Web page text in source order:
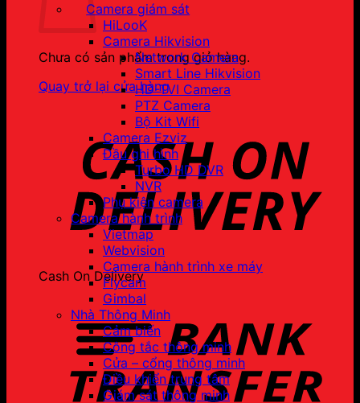
Chưa có sản phẩm trong giỏ hàng.
Quay trở lại cửa hàng
Cash On Delivery
Camera giám sát
HiLooK
Camera Hikvision
Network Camera
Smart Line Hikvision
HD-TVI Camera
PTZ Camera
Bộ Kit Wifi
Camera Ezviz
Đầu ghi hình
Turbo HD DVR
NVR
Phụ kiện camera
Camera hành trình
Vietmap
Webvision
Camera hành trình xe máy
Flycam
Gimbal
Nhà Thông Minh
Cảm biến
Công tắc thông minh
Cửa – cổng thông minh
Điều khiển trung tâm
Giám sát thông minh